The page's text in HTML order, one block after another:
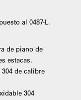
al 0487-L.
de piano de
estacas.
de calibre
304